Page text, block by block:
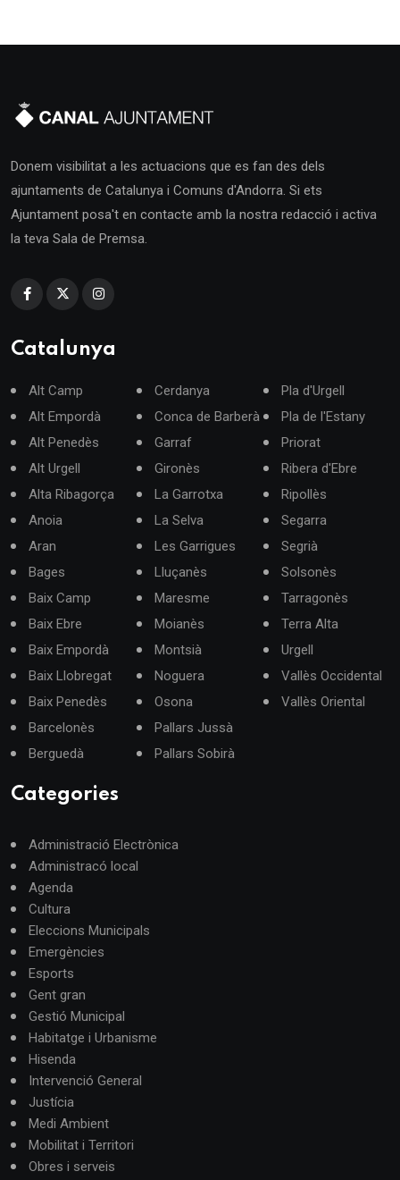
Donem visibilitat a les actuacions que es fan des dels
ajuntaments de Catalunya i Comuns d'Andorra. Si ets
Ajuntament posa't en contacte amb la nostra redacció i activa
la teva Sala de Premsa.
Catalunya
Alt Camp
Alt Empordà
Alt Penedès
Alt Urgell
Alta Ribagorça
Anoia
Aran
Bages
Baix Camp
Baix Ebre
Baix Empordà
Baix Llobregat
Baix Penedès
Barcelonès
Berguedà
Cerdanya
Conca de Barberà
Garraf
Gironès
La Garrotxa
La Selva
Les Garrigues
Lluçanès
Maresme
Moianès
Montsià
Noguera
Osona
Pallars Jussà
Pallars Sobirà
Pla d'Urgell
Pla de l'Estany
Priorat
Ribera d'Ebre
Ripollès
Segarra
Segrià
Solsonès
Tarragonès
Terra Alta
Urgell
Vallès Occidental
Vallès Oriental
Categories
Administració Electrònica
Administracó local
Agenda
Cultura
Eleccions Municipals
Emergències
Esports
Gent gran
Gestió Municipal
Habitatge i Urbanisme
Hisenda
Intervenció General
Justícia
Medi Ambient
Mobilitat i Territori
Obres i serveis